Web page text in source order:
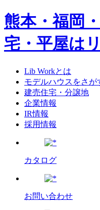
熊本・福岡
宅・平屋は
Lib Workとは
モデルハウスをさが
建売住宅・分譲地
企業情報
IR情報
採用情報
カタログ
お問い合わせ